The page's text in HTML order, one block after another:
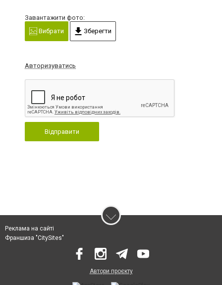
Завантажити фото:
Вибрати
Зберегти
Авторизуватись
Відправити
Реклама на сайті
Франшиза "CitySites"
Автори проєкту